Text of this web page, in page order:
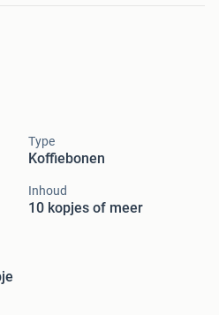
Type
Koffiebonen
Inhoud
10 kopjes of meer